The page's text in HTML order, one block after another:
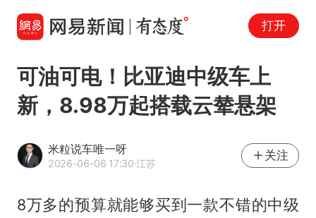
打开
可油可电！比亚迪中级车上
新，8.98万起搭载云辇悬架
米粒说车唯一呀
2026-06-06 17:30·江苏
关注
8万多的预算就能够买到一款不错的中级